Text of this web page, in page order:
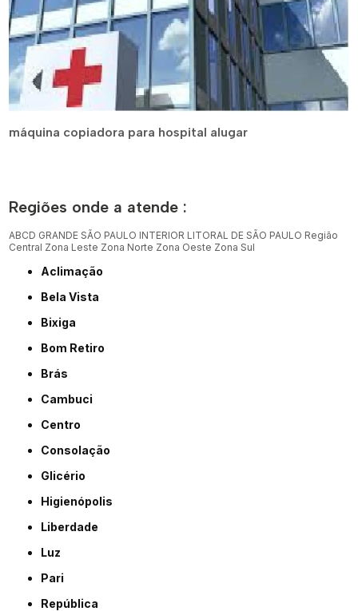
máquina copiadora para hospital alugar
Regiões onde a atende :
ABCD GRANDE SÃO PAULO INTERIOR LITORAL DE SÃO PAULO Região
Central Zona Leste Zona Norte Zona Oeste Zona Sul
Aclimação
Bela Vista
Bixiga
Bom Retiro
Brás
Cambuci
Centro
Consolação
Glicério
Higienópolis
Liberdade
Luz
Pari
República